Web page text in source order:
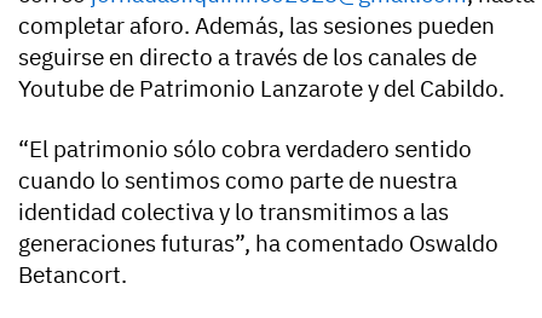
completar aforo. Además, las sesiones pueden
seguirse en directo a través de los canales de
Youtube de Patrimonio Lanzarote y del Cabildo.
“El patrimonio sólo cobra verdadero sentido
cuando lo sentimos como parte de nuestra
identidad colectiva y lo transmitimos a las
generaciones futuras”, ha comentado Oswaldo
Betancort.